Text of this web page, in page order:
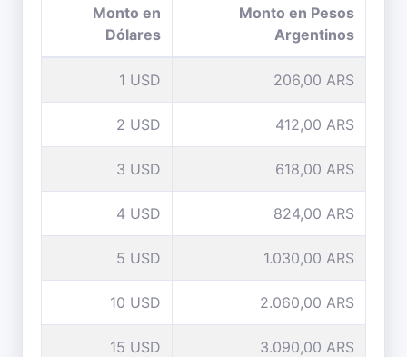
Monto en
Dólares
Monto en Pesos
Argentinos
1 USD 206,00 ARS
2 USD 412,00 ARS
3 USD 618,00 ARS
4 USD 824,00 ARS
5 USD 1.030,00 ARS
10 USD 2.060,00 ARS
15 USD 3.090,00 ARS